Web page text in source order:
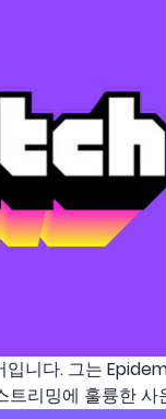
입니다. 그는
리밍에 훌륭한